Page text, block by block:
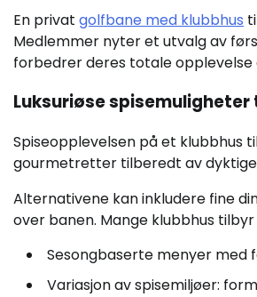
En privat golfbane med klubbhus
Medlemmer nyter et utvalg av
forbedrer deres totale
Luksuriøse
Spiseopplevelsen på et klubbhus
gourmetretter tilberedt av dyktige
Alternativene kan inkludere fine
over banen. Mange klubbhus
Sesongbaserte menyer med
Variasjon av spisemiljøer: